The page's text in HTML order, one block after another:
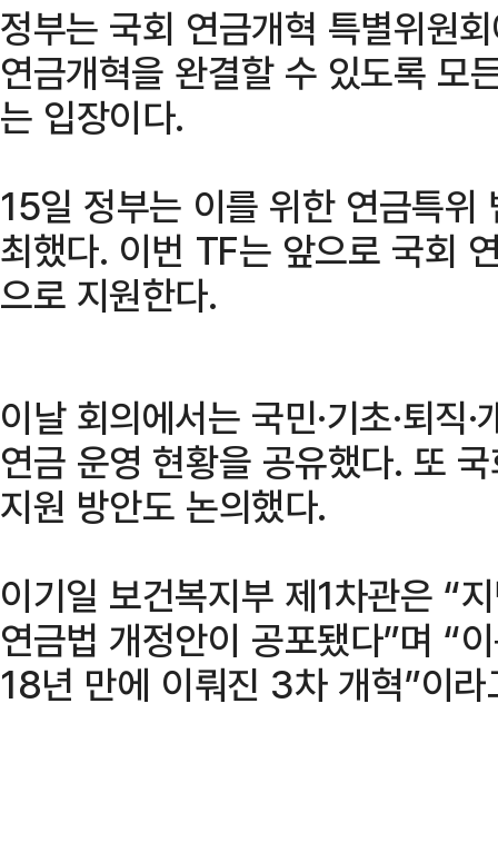
정부는 국회 연금개혁 특별위원
연금개혁을 완결할 수 있도록 모
는 입장이다.
15일 정부는 이를 위한 연금특
최했다. 이번 TF는 앞으로 국회
으로 지원한다.
이날 회의에서는 국민·기초·퇴직
연금 운영 현황을 공유했다. 또
지원 방안도 논의했다.
이기일 보건복지부 제1차관은 “
연금법 개정안이 공포됐다”며
18년 만에 이뤄진 3차 개혁”이